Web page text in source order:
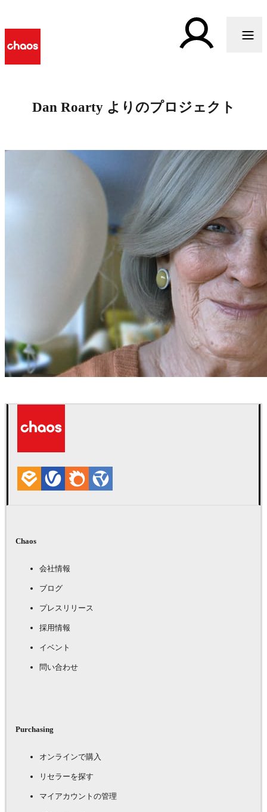
Dan Roarty よりのプロジェクト
Chaos
会社情報
ブログ
プレスリリース
採用情報
イベント
問い合わせ
Purchasing
オンラインで購入
リセラーを探す
マイアカウントの管理